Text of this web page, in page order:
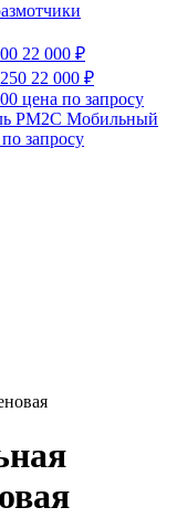
22 000 ₽
22 000 ₽
цена по запросу
РМ2С Мобильный
запросу